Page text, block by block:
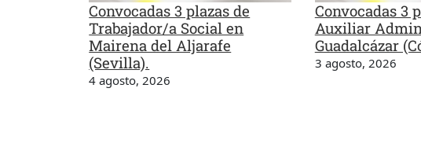
Convocadas 3 plazas de
Trabajador/a Social en
Mairena del Aljarafe
(Sevilla).
4 agosto, 2026
Convocadas 3
Auxiliar
Guadalcázar
3 agosto, 2026